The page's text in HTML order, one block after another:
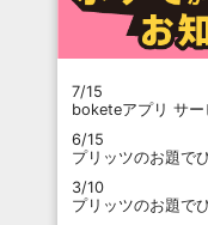
7/15
boketeアプリ サ
6/15
プリッツのお題で
3/10
プリッツのお題で